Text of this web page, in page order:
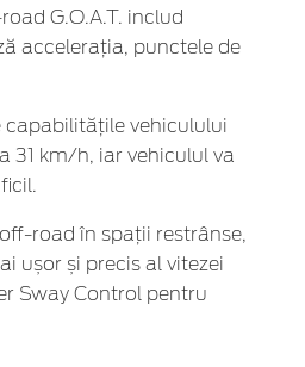
G.O.A.T. includ
accelerația, punctele de
capabilitățile vehiculului
31 km/h, iar vehiculul va
road în spații restrânse,
ușor și precis al vitezei
Sway Control pentru